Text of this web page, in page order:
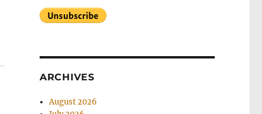
ARCHIVES
August 2026